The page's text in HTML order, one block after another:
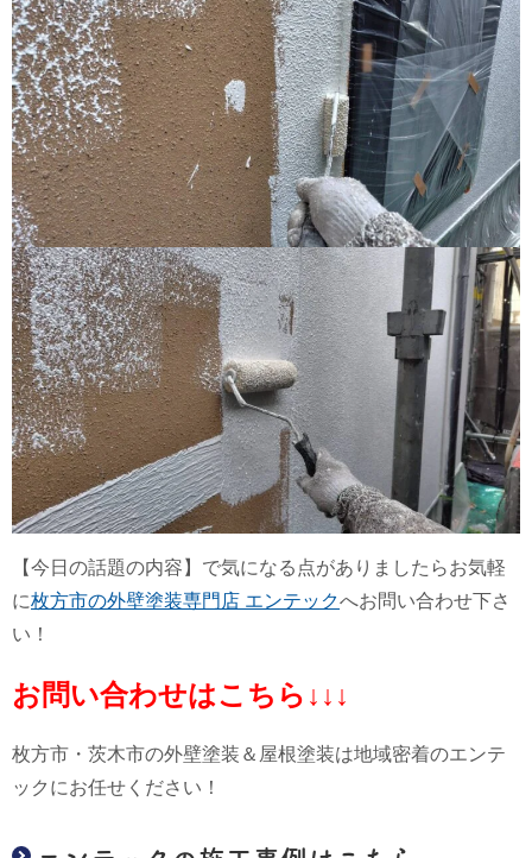
【今日の話題の内容】で気になる点がありましたらお気軽
に枚方市の外壁塗装専門店 エンテックへお問い合わせ下さ
い！
お問い合わせはこちら↓↓↓
枚方市・茨木市の外壁塗装＆屋根塗装は地域密着のエンテ
ックにお任せください！